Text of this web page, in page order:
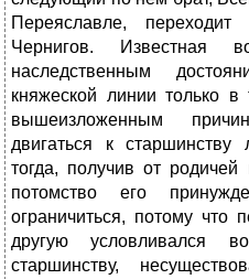
Переяславле,
Чернигов. Известная
наследственным
княжеской линии только в
вышеизложенным
двигаться к старшинству
тогда, получив от
потомство его
ограничиться, потому что
другую условливался
старшинству,